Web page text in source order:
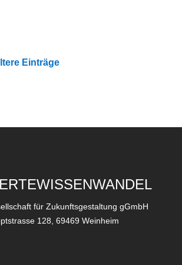
Einträge
für Zukunftsgestaltung gGmbH
128, 69469 Weinheim